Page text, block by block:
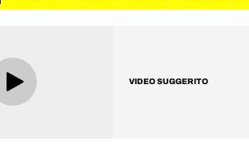
VIDEO SUGGERITO